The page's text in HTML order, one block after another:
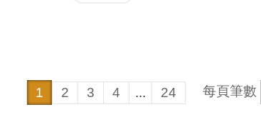
1 2 3 4 ... 24 每頁筆數